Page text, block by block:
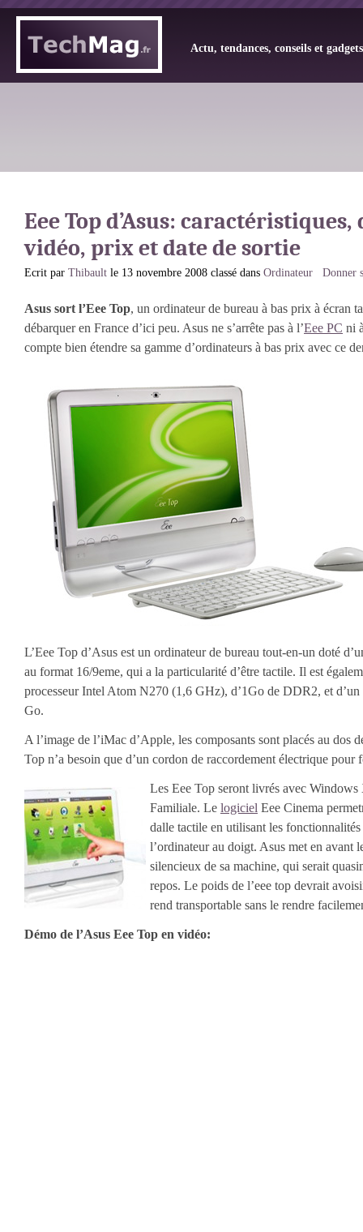
Actu, tendances, conseils et
Eee Top d’Asus: caractéristiques,
vidéo, prix et date de sortie
Ecrit par Thibault le 13 novembre 2008 classé dans Ordinateur Donner
Asus sort l’Eee Top, un ordinateur de bureau à bas prix à écran
débarquer en France d’ici peu. Asus ne s’arrête pas à l’Eee PC ni
compte bien étendre sa gamme d’ordinateurs à bas prix avec ce
L’Eee Top d’Asus est un ordinateur de bureau tout-en-un doté
au format 16/9eme, qui a la particularité d’être tactile. Il est
processeur Intel Atom N270 (1,6 GHz), d’1Go de DDR2, et
Go.
A l’image de l’iMac d’Apple, les composants sont placés au dos
Top n’a besoin que d’un cordon de raccordement électrique pour
Les Eee Top seront livrés avec
Familiale. Le logiciel Eee Cinema
dalle tactile en utilisant les
l’ordinateur au doigt. Asus met en avant
silencieux de sa machine, qui serait
repos. Le poids de l’eee top devrait
rend transportable sans le rendre
Démo de l’Asus Eee Top en vidéo: